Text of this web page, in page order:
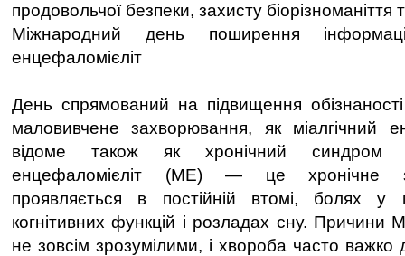
продовольчої безпеки, захисту біорізноманіття
Міжнародний день поширення
енцефаломієліт
День спрямований на підвищення
маловивчене захворювання, як міалгічний
відоме також як хронічний синдром
енцефаломієліт (МЕ) — це хронічне
проявляється в постійній втомі, болях у
когнітивних функцій і розладах сну. Причини
не зовсім зрозумілими, і хвороба часто важко